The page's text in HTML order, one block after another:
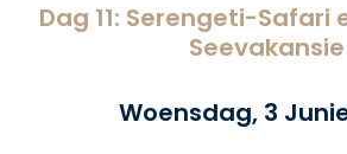
Dag 11: Serengeti-Safari
Seevakansie
Woensdag, 3